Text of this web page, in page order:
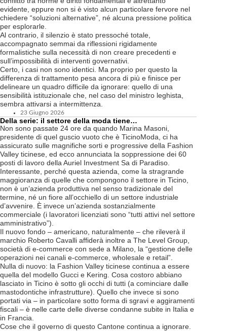
evidente, eppure non si è visto alcun particolare fervore nel
chiedere “soluzioni alternative”, né alcuna pressione politica
per esplorarle.
Al contrario, il silenzio è stato pressoché totale,
accompagnato semmai da riflessioni rigidamente
formalistiche sulla necessità di non creare precedenti e
sull’impossibilità di interventi governativi.
Certo, i casi non sono identici. Ma proprio per questo la
differenza di trattamento pesa ancora di più e finisce per
delineare un quadro difficile da ignorare: quello di una
sensibilità istituzionale che, nel caso del ministro leghista,
sembra attivarsi a intermittenza.
23 Giugno 2026
Della serie: il settore della moda tiene…
Non sono passate 24 ore da quando Marina Masoni,
presidente di quel guscio vuoto che è TicinoModa, ci ha
assicurato sulle magnifiche sorti e progressive della Fashion
Valley ticinese, ed ecco annunciata la soppressione dei 60
posti di lavoro della Auriel Investment Sa di Paradiso.
Interessante, perché questa azienda, come la stragrande
maggioranza di quelle che compongono il settore in Ticino,
non è un’azienda produttiva nel senso tradizionale del
termine, né un fiore all’occhiello di un settore industriale
d’avvenire. È invece un’azienda sostanzialmente
commerciale (i lavoratori licenziati sono “tutti attivi nel settore
amministrativo”).
Il nuovo fondo – americano, naturalmente – che rileverà il
marchio Roberto Cavalli affiderà inoltre a The Level Group,
società di e-commerce con sede a Milano, la “gestione delle
operazioni nei canali e-commerce, wholesale e retail”.
Nulla di nuovo: la Fashion Valley ticinese continua a essere
quella del modello Gucci e Kering. Cosa costoro abbiano
lasciato in Ticino è sotto gli occhi di tutti (a cominciare dalle
mastodontiche infrastrutture). Quello che invece si sono
portati via – in particolare sotto forma di sgravi e aggiramenti
fiscali – è nelle carte delle diverse condanne subite in Italia e
in Francia.
Cose che il governo di questo Cantone continua a ignorare.